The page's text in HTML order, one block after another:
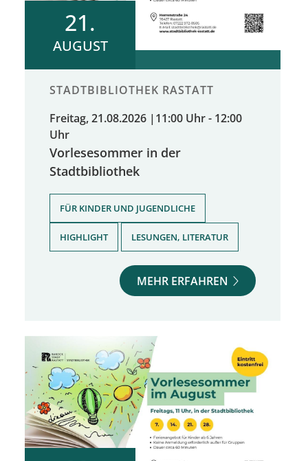
21.
AUGUST
STADTBIBLIOTHEK RASTATT
Freitag, 21.08.2026 | 11:00 Uhr - 12:00
Uhr
Vorlesesommer in der
Stadtbibliothek
FÜR KINDER UND JUGENDLICHE
HIGHLIGHT LESUNGEN, LITERATUR
MEHR ERFAHREN